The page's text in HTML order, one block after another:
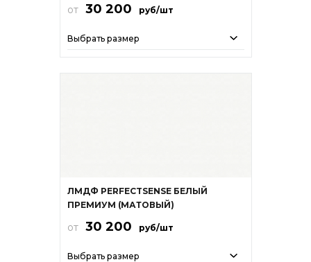
от 30 200 руб/шт
Выбрать размер
ЛМДФ PERFECTSENSE БЕЛЫЙ
ПРЕМИУМ (МАТОВЫЙ)
от 30 200 руб/шт
Выбрать размер